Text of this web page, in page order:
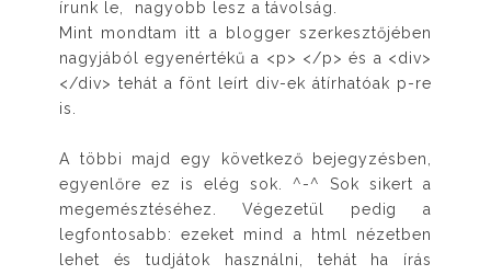
írunk le, nagyobb lesz a távolság.
Mint mondtam itt a blogger szerkesztőjében
nagyjából egyenértékű a <p> </p> és a <div>
</div> tehát a fönt leírt div-ek átírhatóak p-re
is.
A többi majd egy következő bejegyzésben,
egyenlőre ez is elég sok. ^-^ Sok sikert a
megemésztéséhez. Végezetül pedig a
legfontosabb: ezeket mind a html nézetben
lehet és tudjátok használni, tehát ha írás